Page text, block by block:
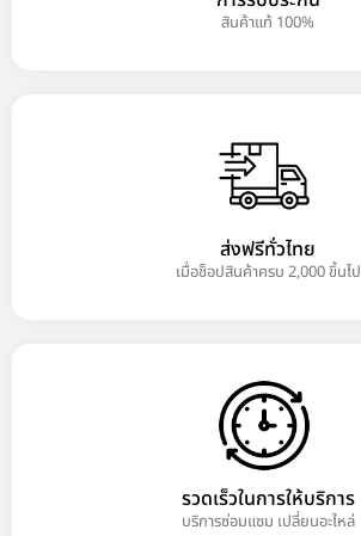
สินค้าแท้ 100%
ส่งฟรีทั่วไทย
เมื่อช็อปสินค้าครบ 2,000 ขึ้นไป
รวดเร็วในการให้บริการ
บริการซ่อมแซม เปลี่ยนอะไหล่